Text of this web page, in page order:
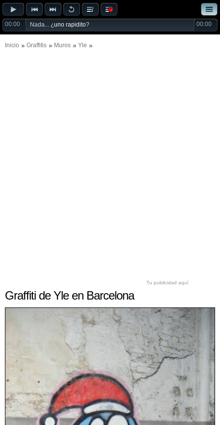
00:00 Nada... ¿uno rapidito? 00:00
Inicio Graffitis Muros Yle
Tu publicidad aquí
Graffiti de Yle en Barcelona